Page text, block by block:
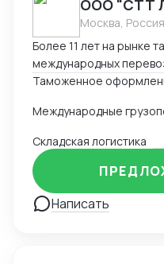
ООО "СТТ
Москва, Россия
Более 11 лет на рынке
международных
Таможенное
Складская логистика
Написать